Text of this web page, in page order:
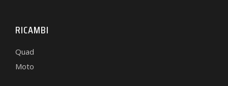
RICAMBI
Quad
Moto